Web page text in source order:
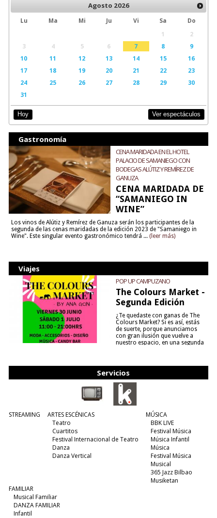
Agosto 2026
Lu Ma Mi Ju Vi Sa
Do
1
2
3
4 5 6 7 8
9
10
11 12 13 14 15
16
17
18 19 20 21 22
23
24
25 26 27 28 29
30
31
Hoy Ver espectáculos
Gastronomía
CENA MARIDADA EN EL HOTEL
PALACIO DE SAMANIEGO CON
BODEGAS ALÚTIZ Y REMÍREZ DE
GANUZA
CENA MARIDADA DE
“SAMANIEGO IN
WINE”
Los vinos de Alútiz y Remírez de Ganuza serán los participantes de la
segunda de las cenas maridadas de la edición 2023 de "Samaniego in
Wine". Este singular evento gastronómico tendrá ... (leer más)
Viajes
POP UP CAMPUZANO
The Colours Market -
Segunda Edición
¿Te quedaste con ganas de The
Colours Market? Si es así, estás
de suerte, porque anunciamos
con gran ilusión que vuelve a
nuestro espacio, en una segunda
Servicios
STREAMING
ARTES ESCÉNICAS
Teatro
Cuartitos
Festival Internacional de Teatro
Danza
Danza Vertical
MÚSICA
BBK LIVE
Festival Música
Música Infantil
Música
Festival Música
Musical
365 Jazz Bilbao
Musiketan
FAMILIAR
Musical Familiar
DANZA FAMILIAR
Infantil